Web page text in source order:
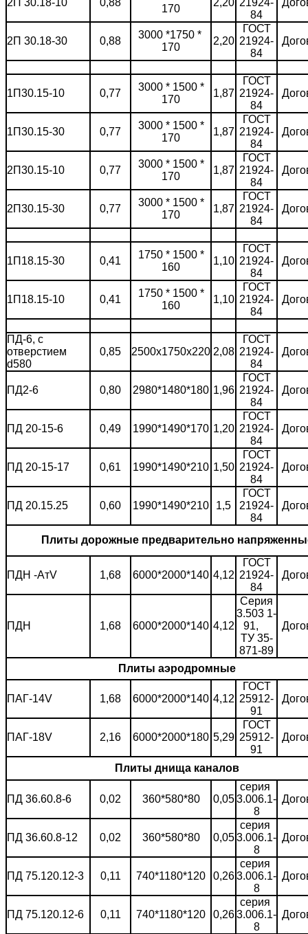
2П 30.18-10 0,88
170
2,20 21924-
84
2П 30.18-30 0,88
3000 *1750 *
170
2,20
ГОСТ
21924-
84
1П30.15-10 0,77
3000 * 1500 *
170
1,87
ГОСТ
21924-
84
1П30.15-30 0,77
3000 * 1500 *
170
1,87
ГОСТ
21924-
84
2П30.15-10 0,77
3000 * 1500 *
170
1,87
ГОСТ
21924-
84
2П30.15-30 0,77
3000 * 1500 *
170
1,87
ГОСТ
21924-
84
1П18.15-30 0,41
1750 * 1500 *
160
1,10
ГОСТ
21924-
84
1П18.15-10 0,41
1750 * 1500 *
160
1,10
ГОСТ
21924-
84
ПД-6, с
отверстием
d580
0,85 2500х1750х220 2,08
ГОСТ
21924-
84
ПД2-6 0,80 2980*1480*180 1,96
ГОСТ
21924-
84
ПД 20-15-6 0,49 1990*1490*170 1,20
ГОСТ
21924-
84
ПД 20-15-17 0,61 1990*1490*210 1,50
ГОСТ
21924-
84
ПД 20.15.25 0,60 1990*1490*210 1,5
ГОСТ
21924-
84
Плиты дорожные предварительно
ПДН -АтV 1,68 6000*2000*140 4,12
ГОСТ
21924-
84
ПДН 1,68 6000*2000*140 4,12
Серия
3.503 1-
91,
ТУ 35-
871-89
Плиты аэродромные
ПАГ-14V 1,68 6000*2000*140 4,12
ГОСТ
25912-
91
ПАГ-18V 2,16 6000*2000*180 5,29
ГОСТ
25912-
91
Плиты днища каналов
ПД 36.60.8-6 0,02 360*580*80 0,05
серия
3.006.1-
8
ПД 36.60.8-12 0,02 360*580*80 0,05
серия
3.006.1-
8
ПД 75.120.12-3 0,11 740*1180*120 0,26
серия
3.006.1-
8
ПД 75.120.12-6 0,11 740*1180*120 0,26
серия
3.006.1-
8